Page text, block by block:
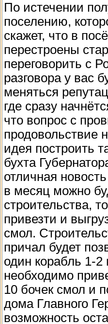
По истечении
поселению,
скажет, что в
перестроены
переговорить с
разговора у вас
меняться
где сразу
что вопрос с
продовольствие
идея построить
бухта
отличная
в месяц можно
строительства,
привезти и
смол.
причал будет
один корабль 1-2
необходимо
10 бочек смол и
дома Главного
возможность